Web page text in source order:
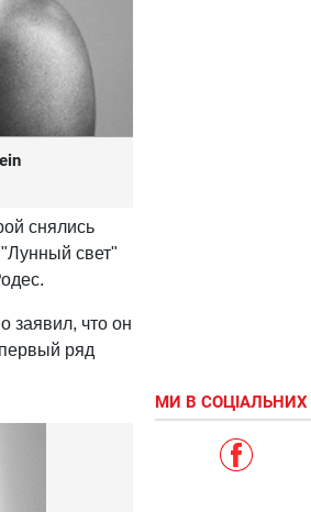
снялись
свет"
заявил, что он
ряд
МИ В